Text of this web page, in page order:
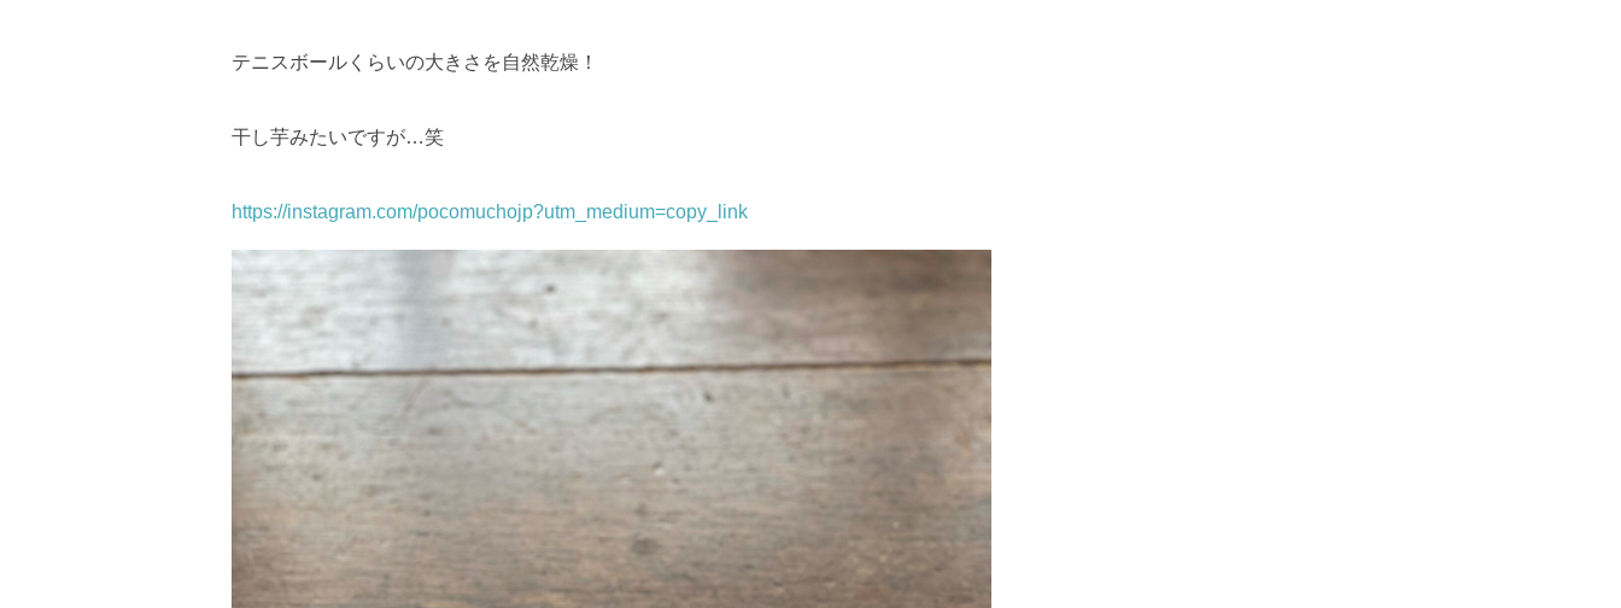
テニスボールくらいの大きさを自然乾燥！
干し芋みたいですが…笑
https://instagram.com/pocomuchojp?utm_medium=copy_link